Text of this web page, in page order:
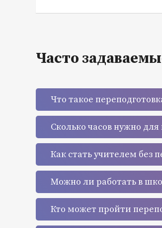
Часто
Что такое
Сколько часов нужно
Как стать учителем без
Можно ли работать в
Кто может пройти